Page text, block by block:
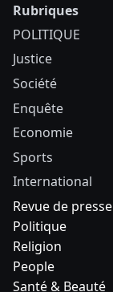
Rubriques
POLITIQUE
Justice
Société
Enquête
Economie
Sports
International
Revue de presse
Politique
Religion
People
Santé & Beauté